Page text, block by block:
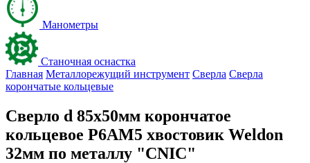
Манометры
Станочная оснастка
Главная Металлорежущий инструмент Сверла Сверла
корончатые кольцевые
Сверло d 85х50мм корончатое
кольцевое Р6АМ5 хвостовик Weldon
32мм по металлу "CNIC"